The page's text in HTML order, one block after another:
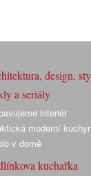
design,
a seriály
interiér
moderní
v domě
kuchařka